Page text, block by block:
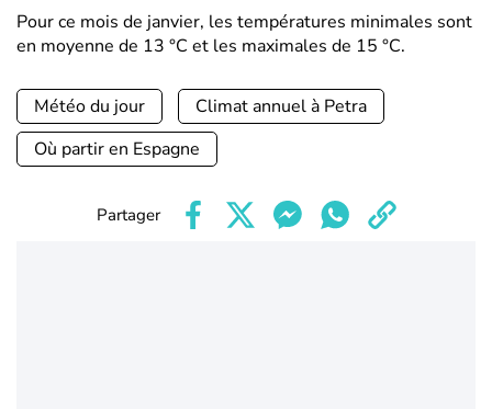
Pour ce mois de janvier, les températures minimales sont
en moyenne de 13 °C et les maximales de 15 °C.
Météo du jour
Climat annuel à Petra
Où partir en Espagne
Partager